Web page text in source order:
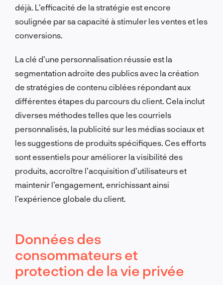
déjà. L’efficacité de la stratégie est encore
soulignée par sa capacité à stimuler les ventes et les
conversions.
La clé d’une personnalisation réussie est la
segmentation adroite des publics avec la création
de stratégies de contenu ciblées répondant aux
différentes étapes du parcours du client. Cela inclut
diverses méthodes telles que les courriels
personnalisés, la publicité sur les médias sociaux et
les suggestions de produits spécifiques. Ces efforts
sont essentiels pour améliorer la visibilité des
produits, accroître l’acquisition d’utilisateurs et
maintenir l’engagement, enrichissant ainsi
l’expérience globale du client.
Données des
consommateurs et
protection de la vie privée